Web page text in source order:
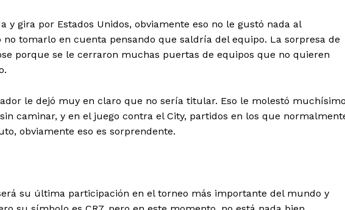
Diario los Andes
Nosotros
Prensa
y gira por Estados Unidos, obviamente eso no le gustó nada al
tomarlo en cuenta pensando que saldría del equipo. La sorpresa de
porque se le cerraron muchas puertas de equipos que no quieren
le dejó muy en claro que no sería titular. Eso le molestó
caminar, y en el juego contra el City, partidos en los que
obviamente eso es sorprendente.
su última participación en el torneo más importante del mundo y